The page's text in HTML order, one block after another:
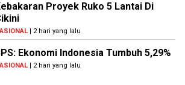
Proyek Ruko 5 Lantai Di
| 2 hari yang lalu
Ekonomi Indonesia Tumbuh 5,29%
| 2 hari yang lalu